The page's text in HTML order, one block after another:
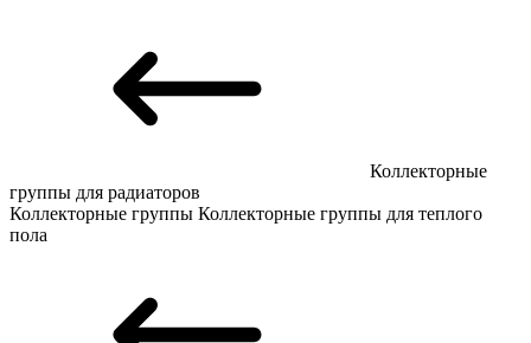
Коллекторные
группы для радиаторов
Коллекторные группы Коллекторные группы для теплого
пола